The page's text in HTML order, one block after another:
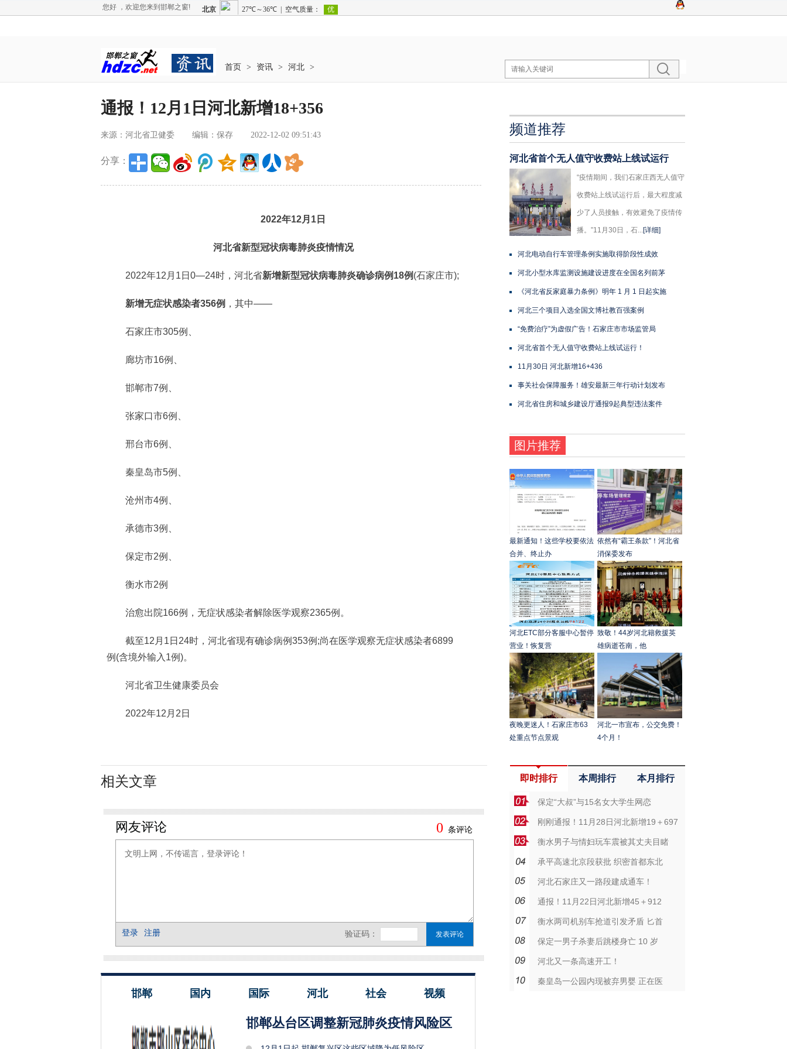
您好 ，欢迎您来到邯郸之窗!
首页 > 资讯 > 河北 >
通报！12月1日河北新增18+356
来源：河北省卫健委 编辑：保存 2022-12-02 09:51:43
分享：
2022年12月1日
河北省新型冠状病毒肺炎疫情情况
2022年12月1日0—24时，河北省新增新型冠状病毒肺炎确诊病例18例 (石家庄市);
新增无症状感染者356例 ，其中——
石家庄市305例、
廊坊市16例、
邯郸市7例、
张家口市6例、
邢台市6例、
秦皇岛市5例、
沧州市4例、
承德市3例、
保定市2例、
衡水市2例
治愈出院166例，无症状感染者解除医学观察2365例。
截至12月1日24时，河北省现有确诊病例353例;尚在医学观察无症状感染者6899
例(含境外输入1例)。
河北省卫生健康委员会
2022年12月2日
相关文章
邯郸 国内 国际 河北 社会 视频
邯郸丛台区调整新冠肺炎疫情风险区
频道推荐
河北省首个无人值守收费站上线试运行
“疫情期间，我们石家庄西无人值守
收费站上线试运行后，最大程度减
少了人员接触，有效避免了疫情传
播。”11月30日，石...[详细]
河北电动自行车管理条例实施取得阶段性成效
河北小型水库监测设施建设进度在全国名列前茅
《河北省反家庭暴力条例》明年 1 月 1 日起实施
河北三个项目入选全国文博社教百强案例
“免费治疗”为虚假广告！石家庄市市场监管局
河北省首个无人值守收费站上线试运行！
11月30日 河北新增16+436
事关社会保障服务！雄安最新三年行动计划发布
河北省住房和城乡建设厅通报9起典型违法案件
图片推荐
最新通知！这些学校要依法
合并、终止办
依然有“霸王条款”！河北省
消保委发布
河北ETC部分客服中心暂停
营业！恢复营
致敬！44岁河北籍救援英
雄病逝苍南，他
夜晚更迷人！石家庄市63
处重点节点景观
河北一市宣布，公交免费！
4个月！
即时排行 本周排行 本月排行
保定“大叔”与15名女大学生网恋
刚刚通报！11月28日河北新增19＋697
衡水男子与情妇玩车震被其丈夫目睹
承平高速北京段获批 织密首都东北
河北石家庄又一路段建成通车！
通报！11月22日河北新增45＋912
衡水两司机别车抢道引发矛盾 匕首
保定一男子杀妻后跳楼身亡 10 岁
河北又一条高速开工！
秦皇岛一公园内现被弃男婴 正在医